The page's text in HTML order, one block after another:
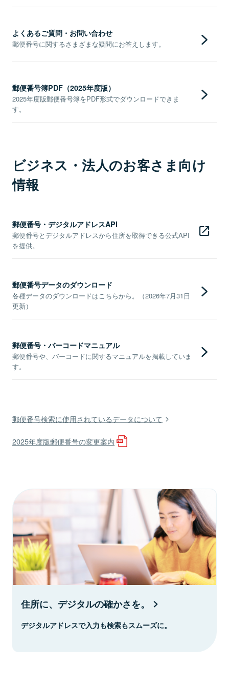
よくあるご質問・お問い合わせ
郵便番号に関するさまざまな疑問にお答えします。
郵便番号簿PDF（2025年度版）
2025年度版郵便番号簿をPDF形式でダウンロードできま
す。
ビジネス・法人のお客さま向け
情報
郵便番号・デジタルアドレスAPI
郵便番号とデジタルアドレスから住所を取得できる公式API
を提供。
郵便番号データのダウンロード
各種データのダウンロードはこちらから。（2026年7月31日
更新）
郵便番号・バーコードマニュアル
郵便番号や、バーコードに関するマニュアルを掲載していま
す。
郵便番号検索に使用されているデータについて
2025年度版郵便番号の変更案内
住所に、デジタルの確かさを。
デジタルアドレスで入力も検索もスムーズに。